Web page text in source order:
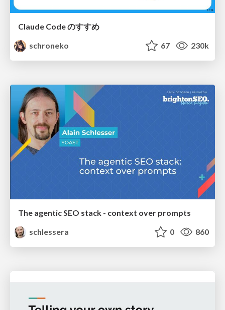
Claude Code のすすめ
schroneko
67 230k
The agentic SEO stack - context over prompts
schlessera
0 860